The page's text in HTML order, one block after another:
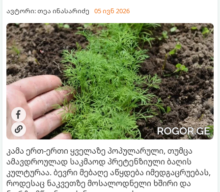
ავტორი: თეა ინასარიძე 05 ივნ 2026
კამა ერთ-ერთი ყველაზე პოპულარული, თუმცა
ამავდროულად საკმაოდ პრეტენზიული ბაღის
კულტურაა. ბევრი მებაღე აწყდება იმედგაცრუებას,
როდესაც ნაკვეთზე მოსალოდნელი ხშირი და